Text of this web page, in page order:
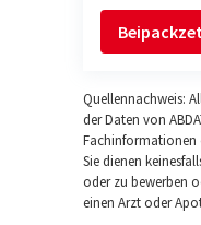
Quellennachweis:
der Daten von
Fachinformationen
Sie dienen
oder zu bewerben
einen Arzt oder